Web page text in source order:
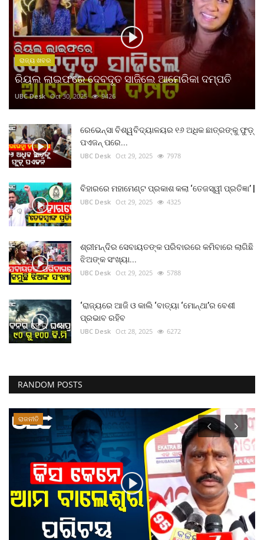
ରାଜ୍ୟ ଖବର
ରିୟଲ ଲାଇଫରେ ଦେବଦୂତ ସାଜିଲେ ଆମେରିକା ଦମ୍ପତି
UBC Desk Oct 30, 2025 9426
ରେଭେନ୍ସା ବିଶ୍ୱବିଦ୍ୟାଳୟର ୧୬ ଅଧିକ ଛାତ୍ରଙ୍କୁ ଫୁଡ଼୍
ପଏଜନ୍ ପରେ...
UBC Desk Oct 29, 2025 7978
ବିହାରରେ ମହାମେଣ୍ଟ ପ୍ରକାଶ କଲା ‘ତେଜସ୍ୱୀ ପ୍ରତିଜ୍ଞା’ |
UBC Desk Oct 29, 2025 4325
ଶ୍ରୀମନ୍ଦିର ସେବାୟତଙ୍କ ପରିବାରରେ କମିବାରେ ଲାଗିଛି
ଝିଅଙ୍କ ସଂଖ୍ୟା...
UBC Desk Oct 29, 2025 5788
‘ରାଜ୍ୟରେ ଆଜି ଓ କାଲି ‘ବାତ୍ୟା ‘ମୋନ୍ଥା’ର ବେଶୀ
ପ୍ରଭାବ ରହିବ
UBC Desk Oct 28, 2025 6272
RANDOM POSTS
ରାଜନୀତି